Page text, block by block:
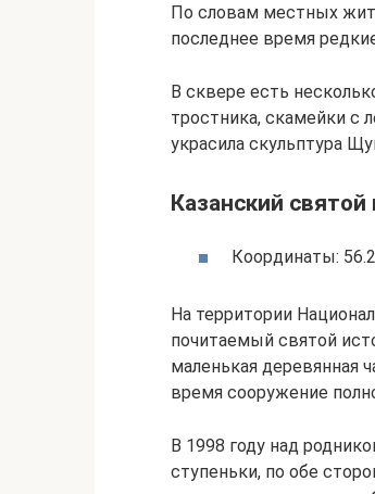
По словам местных
последнее время
В сквере есть
тростника, скамейки с
украсила скульптура
Казанский святой
Координаты:
На территории
почитаемый святой
маленькая деревянная
время сооружение
В 1998 году над
ступеньки, по обе